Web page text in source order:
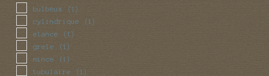
bulbeux (1)
cylindrique (1)
elance (1)
grele (1)
mince (1)
tubulaire (1)